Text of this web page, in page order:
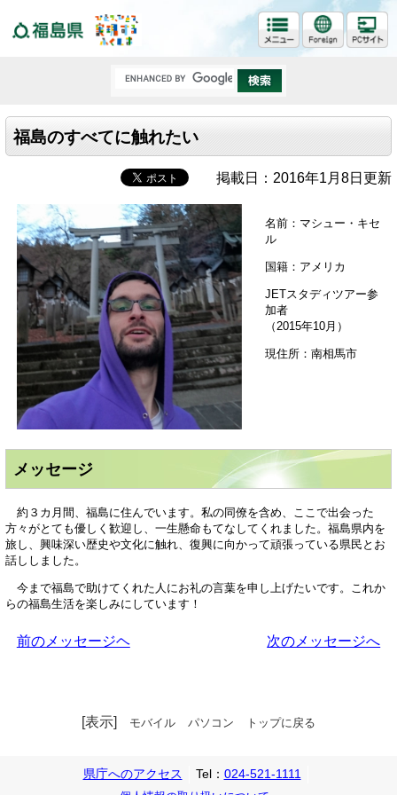
福島のすべてに触れたい
掲載日：2016年1月8日更新
名前：マシュー・キセ
ル
国籍：アメリカ
JETスタディツアー参
加者
（2015年10月）
現住所：南相馬市
メッセージ
約３カ月間、福島に住んでいます。私の同僚を含め、ここで出会った
方々がとても優しく歓迎し、一生懸命もてなしてくれました。福島県内を
旅し、興味深い歴史や文化に触れ、復興に向かって頑張っている県民とお
話ししました。
今まで福島で助けてくれた人にお礼の言葉を申し上げたいです。これか
らの福島生活を楽しみにしています！
前のメッセージヘ 次のメッセージへ
[表示] モバイル パソコン トップに戻る
県庁へのアクセス Tel： 024-521-1111